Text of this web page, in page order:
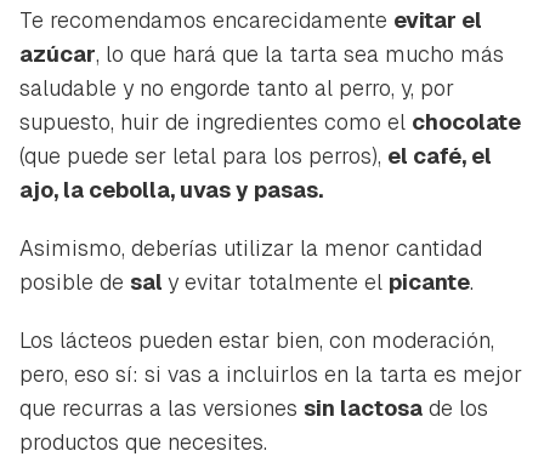
Te recomendamos encarecidamente evitar el
azúcar, lo que hará que la tarta sea mucho más
saludable y no engorde tanto al perro, y, por
supuesto, huir de ingredientes como el chocolate
(que puede ser letal para los perros), el café, el
ajo, la cebolla, uvas y pasas.
Asimismo, deberías utilizar la menor cantidad
posible de sal y evitar totalmente el picante.
Los lácteos pueden estar bien, con moderación,
pero, eso sí: si vas a incluirlos en la tarta es mejor
que recurras a las versiones sin lactosa de los
productos que necesites.